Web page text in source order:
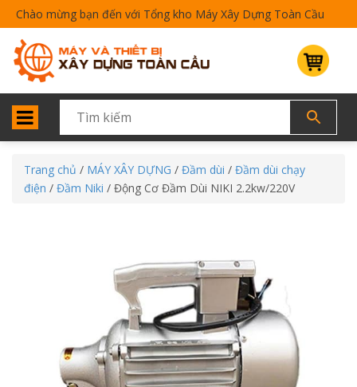
Chào mừng bạn đến với Tổng kho Máy Xây Dựng Toàn Cầu
Trang chủ / MÁY XÂY DỰNG / Đầm dùi / Đầm dùi chạy
điện / Đầm Niki / Động Cơ Đầm Dùi NIKI 2.2kw/220V